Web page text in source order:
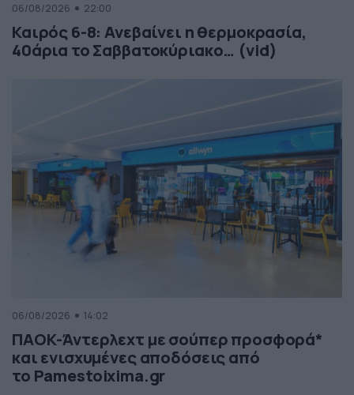
06/08/2026 22:00
Καιρός 6-8: Ανεβαίνει η θερμοκρασία,
40άρια το Σαββατοκύριακο… (vid)
06/08/2026 14:02
ΠΑΟΚ-Άντερλεχτ με σούπερ προσφορά*
και ενισχυμένες αποδόσεις από
το Pamestoixima.gr